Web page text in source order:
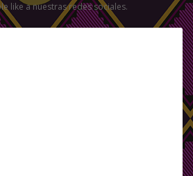
like a nuestras redes sociales.